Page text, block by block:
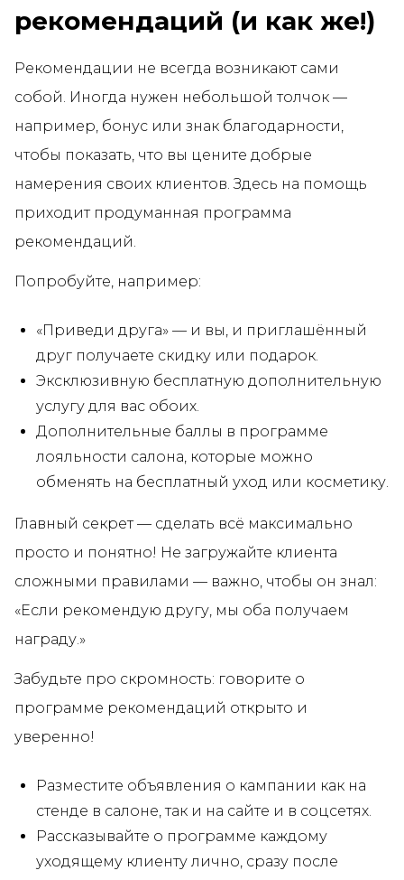
рекомендаций (и как же!)
Рекомендации не всегда возникают сами
собой. Иногда нужен небольшой толчок —
например, бонус или знак благодарности,
чтобы показать, что вы цените добрые
намерения своих клиентов. Здесь на помощь
приходит продуманная программа
рекомендаций.
Попробуйте, например:
«Приведи друга» — и вы, и приглашённый
друг получаете скидку или подарок.
Эксклюзивную бесплатную дополнительную
услугу для вас обоих.
Дополнительные баллы в программе
лояльности салона, которые можно
обменять на бесплатный уход или косметику.
Главный секрет — сделать всё максимально
просто и понятно! Не загружайте клиента
сложными правилами — важно, чтобы он знал:
«Если рекомендую другу, мы оба получаем
награду.»
Забудьте про скромность: говорите о
программе рекомендаций открыто и
уверенно!
Разместите объявления о кампании как на
стенде в салоне, так и на сайте и в соцсетях.
Рассказывайте о программе каждому
уходящему клиенту лично, сразу после